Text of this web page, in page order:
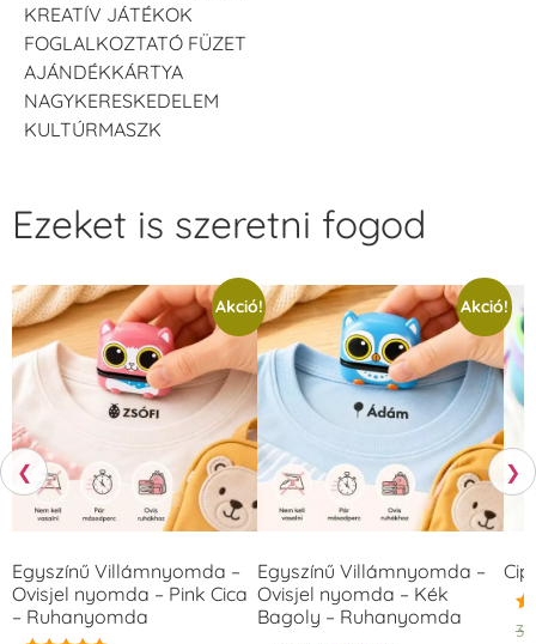
KREATÍV JÁTÉKOK
FOGLALKOZTATÓ FÜZET
AJÁNDÉKKÁRTYA
NAGYKERESKEDELEM
KULTÚRMASZK
❮
Ezeket is szeretni fogod
Akció!
Egyszínű Villámnyomda –
Ovisjel nyomda – Pink Cica
– Ruhanyomda
Akció!
Egyszínű Villámnyomda –
Ovisjel nyomda – Kék
Bagoly – Ruhanyomda
❯